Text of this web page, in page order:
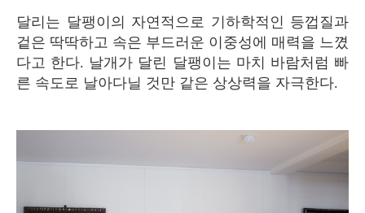
달리는 달팽이의 자연적으로 기하학적인 등껍질과
겉은 딱딱하고 속은 부드러운 이중성에 매력을 느꼈
다고 한다. 날개가 달린 달팽이는 마치 바람처럼 빠
른 속도로 날아다닐 것만 같은 상상력을 자극한다.